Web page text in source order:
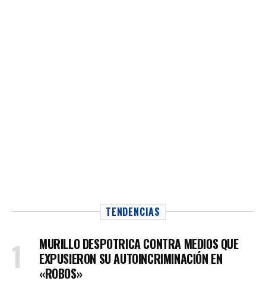
TENDENCIAS
MURILLO DESPOTRICA CONTRA MEDIOS QUE
EXPUSIERON SU AUTOINCRIMINACIÓN EN
«ROBOS»